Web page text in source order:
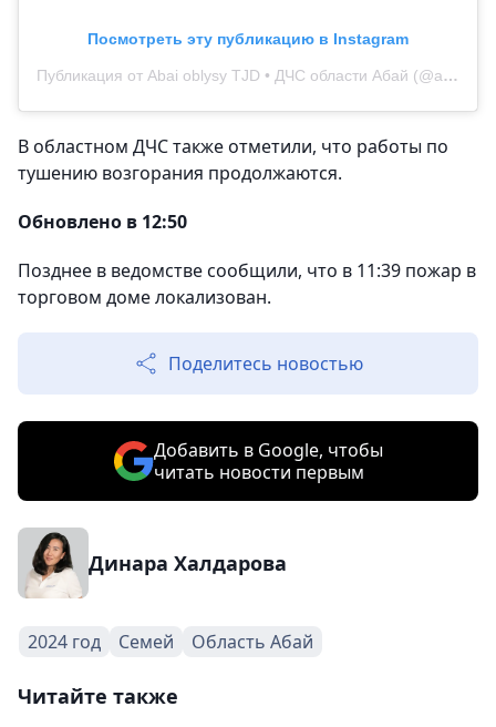
Посмотреть эту публикацию в Instagram
Публикация от Abai oblysy TJD • ДЧС области Абай (@abaioblysytjd)
В областном ДЧС также отметили, что работы по
тушению возгорания продолжаются.
Обновлено в 12:50
Позднее в ведомстве сообщили, что в 11:39 пожар в
торговом доме локализован.
Поделитесь новостью
Добавить в Google, чтобы
читать новости первым
Динара Халдарова
2024 год Семей Область Абай
Читайте также